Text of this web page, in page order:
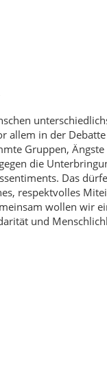
allem in der
Gruppen, Ängste
die
Das
respektvolles
wollen wir
und